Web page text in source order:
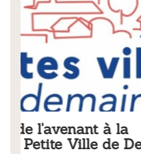
Tarifs 2026
municipaux